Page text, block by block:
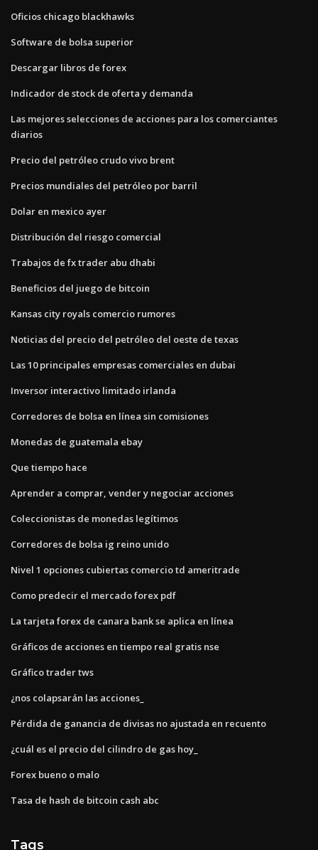
Oficios chicago blackhawks
Software de bolsa superior
Descargar libros de forex
Indicador de stock de oferta y demanda
Las mejores selecciones de acciones para los comerciantes
diarios
Precio del petróleo crudo vivo brent
Precios mundiales del petróleo por barril
Dolar en mexico ayer
Distribución del riesgo comercial
Trabajos de fx trader abu dhabi
Beneficios del juego de bitcoin
Kansas city royals comercio rumores
Noticias del precio del petróleo del oeste de texas
Las 10 principales empresas comerciales en dubai
Inversor interactivo limitado irlanda
Corredores de bolsa en línea sin comisiones
Monedas de guatemala ebay
Que tiempo hace
Aprender a comprar, vender y negociar acciones
Coleccionistas de monedas legítimos
Corredores de bolsa ig reino unido
Nivel 1 opciones cubiertas comercio td ameritrade
Como predecir el mercado forex pdf
La tarjeta forex de canara bank se aplica en línea
Gráficos de acciones en tiempo real gratis nse
Gráfico trader tws
¿nos colapsarán las acciones_
Pérdida de ganancia de divisas no ajustada en recuento
¿cuál es el precio del cilindro de gas hoy_
Forex bueno o malo
Tasa de hash de bitcoin cash abc
Tags